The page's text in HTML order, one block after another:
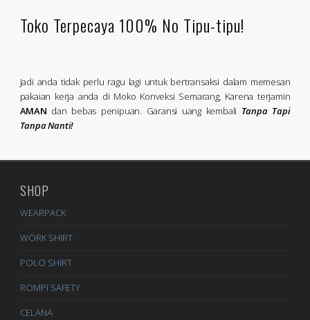
Toko Terpecaya 100% No Tipu-tipu!
Jadi anda tidak perlu ragu lagi untuk bertransaksi dalam memesan
pakaian kerja anda di Moko Konveksi Semarang, Karena terjamin
AMAN dan bebas penipuan. Garansi uang kembali Tanpa Tapi
Tanpa Nanti!
SHOP
WEARPACK
WORK SHIRT
POLO SHIRT
ROMPI SAFETY
CELANA